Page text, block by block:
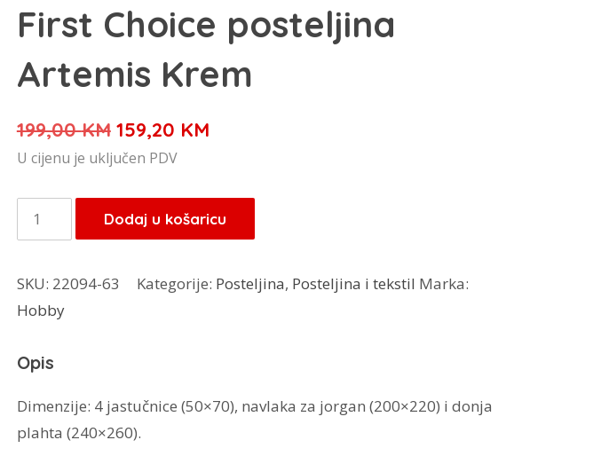
First Choice posteljina
Artemis Krem
199,00KM Izvorna
cijena
je:
199,00 KM.
159,20 KMTrenutna
159,20 KM.
U cijenu je uključen PDV
First
Choice
Artemis
Krem
Dodaj u košaricu
SKU: 22094-63 Kategorije: Posteljina, Posteljina i tekstil Marka:
Hobby
Opis
Dimenzije: 4 jastučnice (50×70), navlaka za jorgan (200×220) i donja
plahta (240×260).